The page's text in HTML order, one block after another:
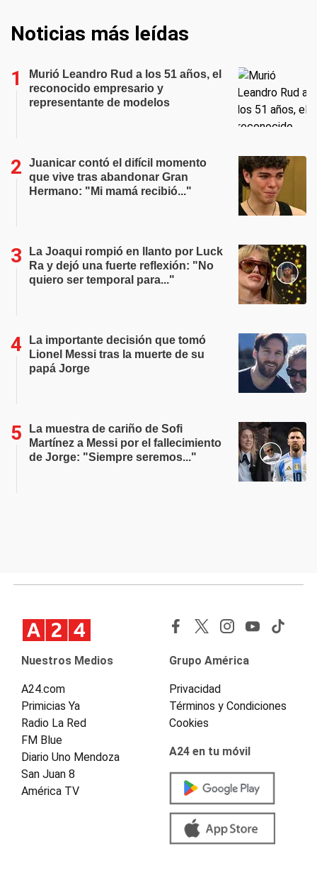
Noticias más leídas
Murió Leandro Rud a los 51 años, el
reconocido empresario y
representante de modelos
Juanicar contó el difícil momento
que vive tras abandonar Gran
Hermano: "Mi mamá recibió..."
La Joaqui rompió en llanto por Luck
Ra y dejó una fuerte reflexión: "No
quiero ser temporal para..."
La importante decisión que tomó
Lionel Messi tras la muerte de su
papá Jorge
La muestra de cariño de Sofi
Martínez a Messi por el fallecimiento
de Jorge: "Siempre seremos..."
Nuestros Medios
A24.com
Primicias Ya
Radio La Red
FM Blue
Diario Uno Mendoza
San Juan 8
América TV
Grupo América
Privacidad
Términos y Condiciones
Cookies
A24 en tu móvil